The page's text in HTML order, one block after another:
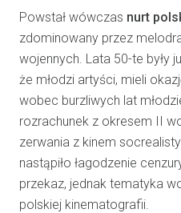
Powstał wówczas nurt
zdominowany przez
wojennych. Lata 50-te były
że młodzi artyści, mieli
wobec burzliwych lat
rozrachunek z okresem II
zerwania z kinem
nastąpiło łagodzenie
przekaz, jednak tematyka
polskiej kinematografii.